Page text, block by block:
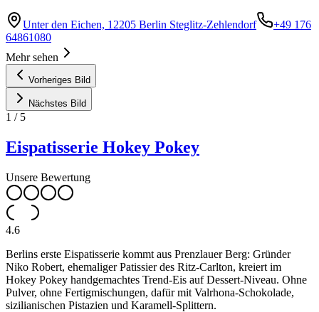
Unter den Eichen, 12205 Berlin Steglitz-Zehlendorf
+49 176
64861080
Mehr sehen
Vorheriges Bild
Nächstes Bild
1 / 5
Eispatisserie Hokey Pokey
Unsere Bewertung
4.6
Berlins erste Eispatisserie kommt aus Prenzlauer Berg: Gründer
Niko Robert, ehemaliger Patissier des Ritz-Carlton, kreiert im
Hokey Pokey handgemachtes Trend-Eis auf Dessert-Niveau. Ohne
Pulver, ohne Fertigmischungen, dafür mit Valrhona-Schokolade,
sizilianischen Pistazien und Karamell-Splittern.